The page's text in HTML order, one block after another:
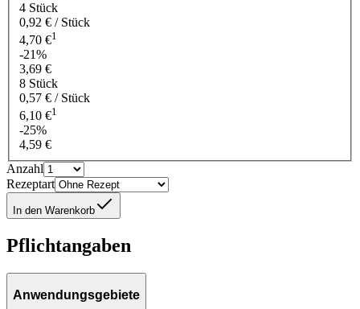
4 Stück
0,92 € / Stück
4,70 €1
-21%
3,69 €
8 Stück
0,57 € / Stück
6,10 €1
-25%
4,59 €
Anzahl
Rezeptart
In den Warenkorb
Pflichtangaben
Anwendungsgebiete